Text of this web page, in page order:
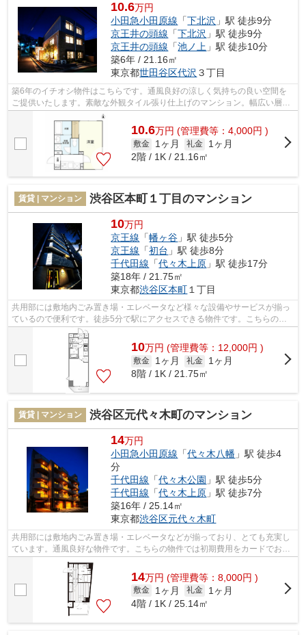
10.6万円
小田急小田原線 「下北沢 」駅 徒歩9分
京王井の頭線 「下北沢 」駅 徒歩9分
京王井の頭線 「池ノ上 」駅 徒歩10分
築6年 / 21.16㎡
東京都世田谷区代沢 ３丁目
築6年のイチオシ物件はこちらです。通風良好の涼しく気持ちの良い空間を
ご提供いたします。素敵な外観タイル張り仕上げのマンション。幅広い層に
好評な、駅から徒歩9分に立地する物件...
10.6万円 (管理費等：4,000円 )
敷金 1ヶ月 礼金
1ヶ月
2階 / 1K / 21.16㎡
賃貸 | マンション 渋谷区本町１丁目のマンション
10万円
京王線 「幡ヶ谷 」駅 徒歩5分
京王線 「初台 」駅 徒歩8分
千代田線 「代々木上原 」駅 徒歩17分
築18年 / 21.75㎡
東京都渋谷区本町 １丁目
共用部には敷地内ごみ置き場・エレベータなど様々な設備やサービスが揃っ
ているので便利です。徒歩5分で駅にアクセスできる物件です。こちらの物
件はマンションです。通風システムが整...
10万円 (管理費等：12,000円 )
敷金 1ヶ月 礼金
1ヶ月
8階 / 1K / 21.75㎡
賃貸 | マンション 渋谷区元代々木町のマンション
14万円
小田急小田原線 「代々木八幡 」駅 徒歩4
分
千代田線 「代々木公園 」駅 徒歩5分
千代田線 「代々木上原 」駅 徒歩7分
築16年 / 25.14㎡
東京都渋谷区元代々木町
共用部には敷地内ごみ置き場・エレベータなどが揃っており、とても充実し
ています。通風良好な物件です。こちらの物件では初期費用をカードでお支
払いいただけます。こちらはマンショ...
14万円 (管理費等：8,000円 )
敷金 1ヶ月 礼金
1ヶ月
4階 / 1K / 25.14㎡